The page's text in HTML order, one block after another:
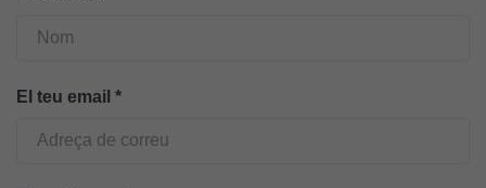
El teu email *